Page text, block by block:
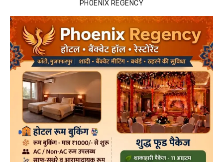
PHOENIX REGENCY